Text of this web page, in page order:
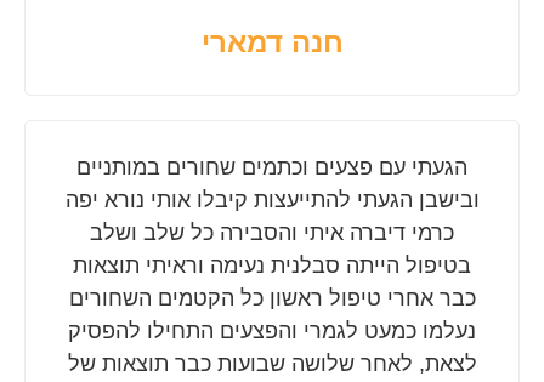
חנה דמארי
הגעתי עם פצעים וכתמים שחורים במותניים
ובישבן הגעתי להתייעצות קיבלו אותי נורא יפה
כרמי דיברה איתי והסבירה כל שלב ושלב
בטיפול הייתה סבלנית נעימה וראיתי תוצאות
כבר אחרי טיפול ראשון כל הקטמים השחורים
נעלמו כמעט לגמרי והפצעים התחילו להפסיק
לצאת, לאחר שלושה שבועות כבר תוצאות של